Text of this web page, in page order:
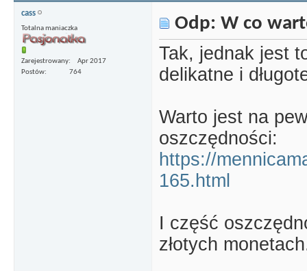
cass
Totalna maniaczka
Zarejestrowany
Apr 2017
Postów
764
Odp: W co
Tak, jednak jest
delikatne i
Warto jest na
oszczędności:
https://
165.html
I część
złotych